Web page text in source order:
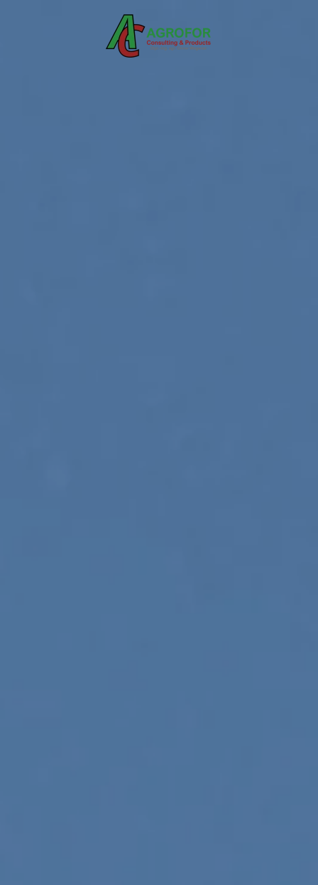
Skip to main content